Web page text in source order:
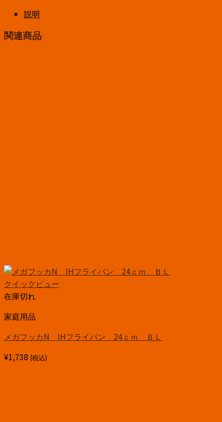
説明
関連商品
クイックビュー
在庫切れ
家庭用品
メガフッカN IHフライパン 24ｃｍ ＢＬ
¥1,738 (税込)